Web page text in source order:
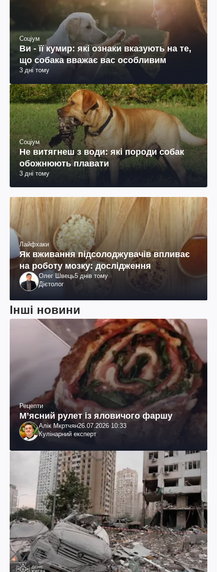
Соціум
Ви - її кумир: які ознаки вказують на те,
що собака вважає вас особливим
3 дні тому
Соціум
Не витягнеш з води: які породи собак
обожнюють плавати
3 дні тому
Лайфхаки
Як вживання підсолоджувачів впливає
на роботу мозку: дослідження
Олег Швець5 днів тому
Дієтолог
Інші новини
Рецепти
М’ясний рулет із яловичого фаршу
Алік Мкртчян26.07.2026 10:33
Кулінарний експерт